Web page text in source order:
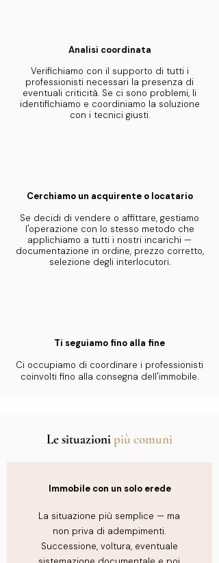
Analisi coordinata
​Verifichiamo con il supporto di tutti i
professionisti necessari la presenza di
eventuali criticità. Se ci sono problemi, li
identifichiamo e coordiniamo la soluzione
con i tecnici giusti.
Cerchiamo un acquirente o locatario
Se decidi di vendere o affittare, gestiamo
l'operazione con lo stesso metodo che
applichiamo a tutti i nostri incarichi —
documentazione in ordine, prezzo corretto,
selezione degli interlocutori.
Ti seguiamo fino alla fine
Ci occupiamo di coordinare i professionisti
coinvolti fino alla consegna dell'immobile.
Le situazionipiù comuni
Immobile con un solo erede
La situazione più semplice — ma
non priva di adempimenti.
Successione, voltura, eventuale